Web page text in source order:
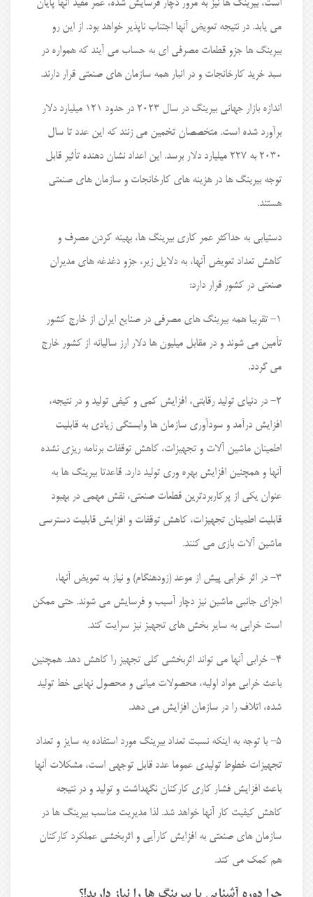
است، بیرینگ ها نیز به مرور دچار فرسایش شده، عمر مفید آنها پایان
می یابد. در نتیجه تعویض آنها اجتناب ناپذیر خواهد بود. از این رو
بیرینگ ها جزو قطعات مصرفی ای به حساب می آیند که همواره در
سبد خرید کارخانجات و در انبار همه سازمان های صنعتی قرار دارند.
اندازه بازار جهانی بیرینگ در سال ۲۰۲۳ در حدود ۱۲۱ میلیارد دلار
برآورد شده است. متخصصان تخمین می زنند که این عدد تا سال
۲۰۳۰ به ۲۲۷ میلیارد دلار برسد. این اعداد نشان دهنده تأثیر قابل
توجه بیرینگ ها در هزینه های کارخانجات و سازمان های صنعتی
هستند.
دستیابی به حداکثر عمر کاری بیرینگ ها، بهینه کردن مصرف و
کاهش تعداد تعویض آنها، به دلایل زیر، جزو دغدغه های مدیران
صنعتی در کشور قرار دارد:
۱- تقریبا همه بیرینگ های مصرفی در صنایع ایران از خارج کشور
تأمین می شوند و در مقابل میلیون ها دلار ارز سالیانه از کشور خارج
می گردد.
۲- در دنیای تولید رقابتی، افزایش کمی و کیفی تولید و در نتیجه،
افزایش درآمد و سودآوری سازمان ها وابستگی زیادی به قابلیت
اطمینان ماشین آلات و تجهیزات، کاهش توقفات برنامه ریزی نشده
آنها و همچنین افزایش بهره وری تولید دارد. قاعدتا بیرینگ ها به
عنوان یکی از پرکاربردترین قطعات صنعتی، نقش مهمی در بهبود
قابلیت اطمینان تجهیزات، کاهش توقفات و افزایش قابلیت دسترسی
ماشین آلات بازی می کنند.
۳- در اثر خرابی پیش از موعد (زودهنگام) و نیاز به تعویض آنها،
اجزای جانبی ماشین نیز دچار آسیب و فرسایش می شوند. حتی ممکن
است خرابی به سایر بخش های تجهیز نیز سرایت کند.
۴- خرابی آنها می تواند اثربخشی کلی تجهیز را کاهش دهد. همچنین
باعث خرابی مواد اولیه، محصولات میانی و محصول نهایی خط تولید
شده، اتلاف را در سازمان افزایش می دهد.
۵- با توجه به اینکه نسبت تعداد بیرینگ مورد استفاده به سایز و تعداد
تجهیزات خطوط تولیدی عموما عدد قابل توجهی است، مشکلات آنها
باعث افزایش فشار کاری کارکنان نگهداشت و تولید و در نتیجه
کاهش کیفیت کار آنها خواهد شد. لذا مدیریت مناسب بیرینگ ها در
سازمان های صنعتی به افزایش کارآیی و اثربخشی عملکرد کارکنان
هم کمک می کند.
چرا دوره آشنایی با بیرینگ ها را نیاز دارید!؟